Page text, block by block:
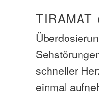
TIRAMAT
schneller
einmal